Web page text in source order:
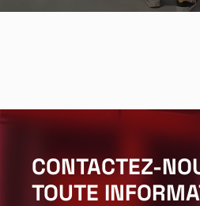
CONTACTEZ-
TOUTE